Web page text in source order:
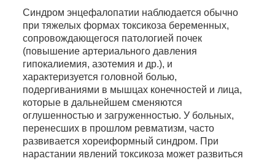
Синдром энцефалопатии наблюдается обычно
при тяжелых формах токсикоза беременных,
сопровождающегося патологией почек
(повышение артериального давления
гипокалиемия, азотемия и др.), и
характеризуется головной болью,
подергиваниями в мышцах конечностей и лица,
которые в дальнейшем сменяются
оглушенностью и загруженностью. У больных,
перенесших в прошлом ревматизм, часто
развивается хореиформный синдром. При
нарастании явлений токсикоза может развиться